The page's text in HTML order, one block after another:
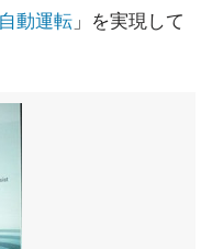
自動運転 」を実現して